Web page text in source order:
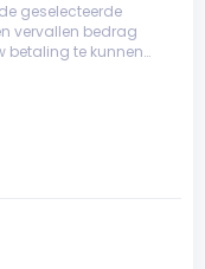
geselecteerde
vervallen bedrag
betaling te kunnen